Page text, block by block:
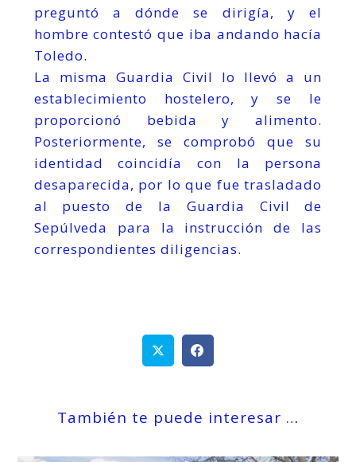
preguntó a dónde se dirigía, y el
hombre contestó que iba andando hacía
Toledo.
La misma Guardia Civil lo llevó a un
establecimiento hostelero, y se le
proporcionó bebida y alimento.
Posteriormente, se comprobó que su
identidad coincidía con la persona
desaparecida, por lo que fue trasladado
al puesto de la Guardia Civil de
Sepúlveda para la instrucción de las
correspondientes diligencias.
También te puede interesar …